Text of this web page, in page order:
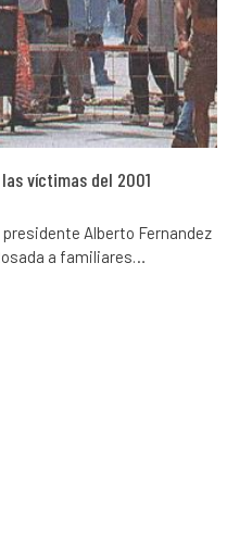
víctimas del 2001
Alberto Fernandez
a familiares…